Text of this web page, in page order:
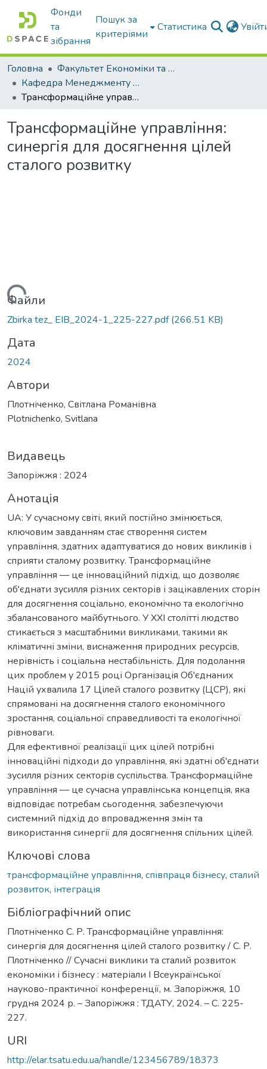
Фонди
та
зібрання
Пошук за
критеріями
Статистика
Головна
Факультет Економіки та бізнесу
Кафедра Менеджменту та публічного адміністрування
Трансформаційне управління: синергія для досягнення цілей сталого розвитку
Трансформаційне управління:
синергія для досягнення цілей
сталого розвитку
Файли
Zbirka tez_ EIB_2024-1_225-227.pdf(266.51 KB)
Дата
2024
Автори
Плотніченко, Світлана Романівна
Plotnichenko, Svitlana
Видавець
Запоріжжя : 2024
Анотація
UA: У сучасному світі, який постійно змінюється,
ключовим завданням стає створення систем
управління, здатних адаптуватися до нових викликів і
сприяти сталому розвитку. Трансформаційне
управління — це інноваційний підхід, що дозволяє
об'єднати зусилля різних секторів і зацікавлених сторін
для досягнення соціально, економічно та екологічно
збалансованого майбутнього. У XXI столітті людство
стикається з масштабними викликами, такими як
кліматичні зміни, виснаження природних ресурсів,
нерівність і соціальна нестабільність. Для подолання
цих проблем у 2015 році Організація Об'єднаних
Націй ухвалила 17 Цілей сталого розвитку (ЦСР), які
спрямовані на досягнення сталого економічного
зростання, соціальної справедливості та екологічної
рівноваги.
Для ефективної реалізації цих цілей потрібні
інноваційні підходи до управління, які здатні об'єднати
зусилля різних секторів суспільства. Трансформаційне
управління — це сучасна управлінська концепція, яка
відповідає потребам сьогодення, забезпечуючи
системний підхід до впровадження змін та
використання синергії для досягнення спільних цілей.
Ключові слова
трансформаційне управління, співпраця бізнесу, сталий
розвиток, інтеграція
Бібліографічний опис
Плотніченко С. Р. Трансформаційне управління:
синергія для досягнення цілей сталого розвитку / С. Р.
Плотніченко // Сучасні виклики та сталий розвиток
економіки і бізнесу : матеріали I Всеукраїнської
науково-практичної конференції, м. Запоріжжя, 10
грудня 2024 р. – Запоріжжя : ТДАТУ, 2024. – С. 225-
227.
URI
http://elar.tsatu.edu.ua/handle/123456789/18373